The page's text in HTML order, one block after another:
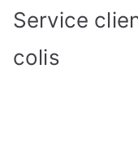
Service
colis